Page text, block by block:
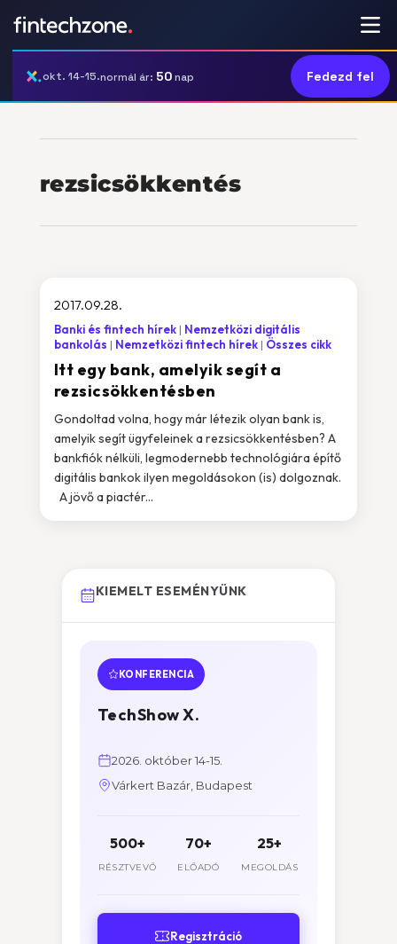
okt. 14-15.normál ár: 50nap Fedezd fel
rezsicsökkentés
Itt egy bank, amelyik segít a
rezsicsökkentésben
2017.09.28.
Banki és fintech hírek
Nemzetközi digitális
bankolás
Nemzetközi fintech hírek Összes cikk
Gondoltad volna, hogy már létezik olyan bank is,
amelyik segít ügyfeleinek a rezsicsökkentésben? A
bankfiók nélküli, legmodernebb technológiára építő
digitális bankok ilyen megoldásokon (is) dolgoznak.
A jövő a piactér...
KIEMELT ESEMÉNYÜNK
KONFERENCIA
TechShow X.
2026. október 14-15.
Várkert Bazár, Budapest
500+
RÉSZTVEVŐ
70+
ELŐADÓ
25+
MEGOLDÁS
Regisztráció